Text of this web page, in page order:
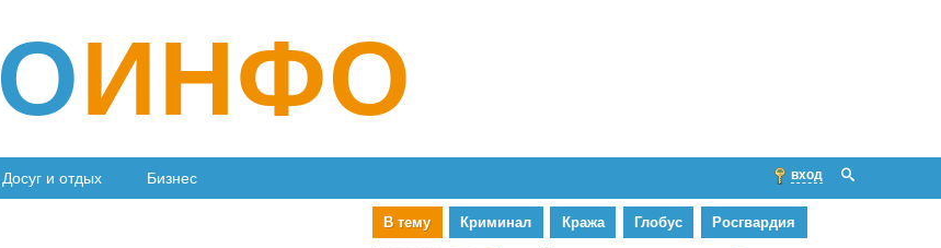
ОИНФО
Досуг и отдых Бизнес вход
В тему Криминал Кража Глобус Росгвардия